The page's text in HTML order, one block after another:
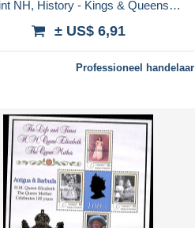
NH, History - Kings & Queens
± US$ 6,91
Professioneel handelaar